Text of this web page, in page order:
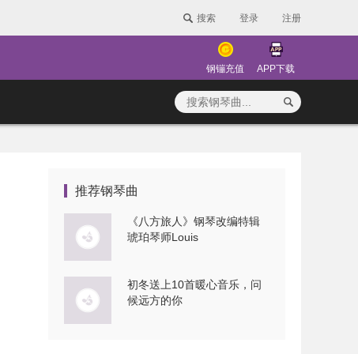
搜索 登录 注册
钢镚充值 APP下载
推荐钢琴曲
《八方旅人》钢琴改编特辑
琥珀琴师Louis
初冬送上10首暖心音乐，问
候远方的你